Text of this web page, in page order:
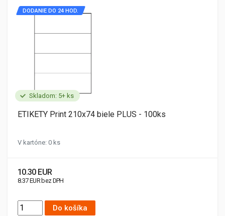
Skladom: 5+ ks
DODANIE DO 24 HOD.
ETIKETY Print 210x74 biele PLUS - 100ks
V kartóne: 0 ks
10.30 EUR
8.37 EUR bez DPH
Do košíka